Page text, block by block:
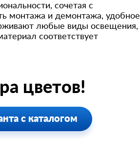
сочетая с
монтажа и демонтажа, удобное
любые виды освещения,
соответствует
цветов!
с каталогом